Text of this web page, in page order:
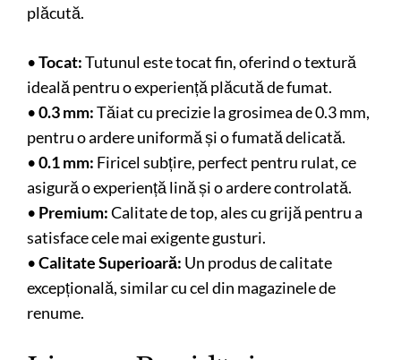
plăcută.
•Tocat:Tutunul este tocat fin, oferind o textură
ideală pentru o experiență plăcută de fumat.
•0.3 mm:Tăiat cu precizie la grosimea de 0.3 mm,
pentru o ardere uniformă și o fumată delicată.
•0.1 mm: Firicel subțire, perfect pentru rulat, ce
asigură o experiență lină și o ardere controlată.
• Premium:Calitate de top, ales cu grijă pentru a
satisface cele mai exigente gusturi.
•Calitate Superioară: Un produs de calitate
excepțională, similar cu cel din magazinele de
renume.